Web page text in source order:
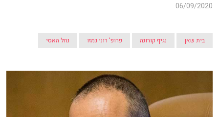
06/09/2020
בית שאן נגיף קורונה פרופ' רוני גמזו נחל האסי